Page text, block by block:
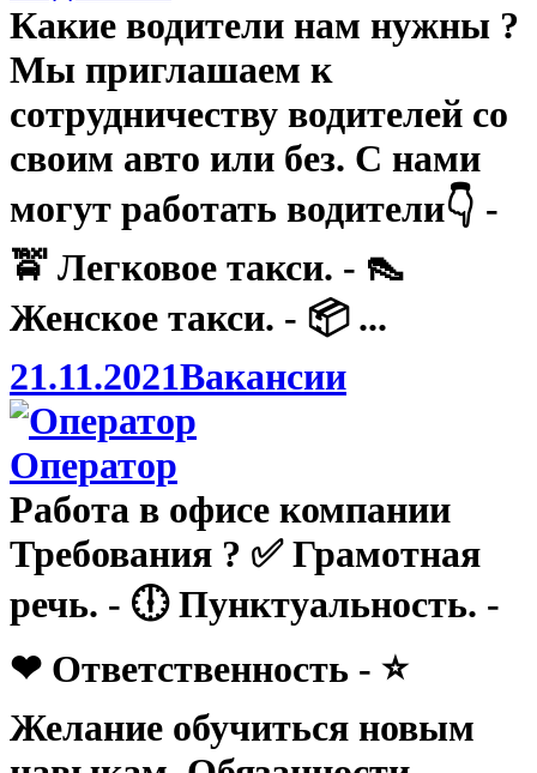
Какие водители нам нужны ?
Мы приглашаем к
сотрудничеству водителей со
своим авто или без. С нами
могут работать водители👇 -
🚖 Легковое такси. - 👠
Женское такси. - 📦 ...
21.11.2021Вакансии
Оператор
Работа в офисе компании
Требования ? ✅ Грамотная
речь. - 🕕 Пунктуальность. -
❤ Ответственность - ⭐
Желание обучиться новым